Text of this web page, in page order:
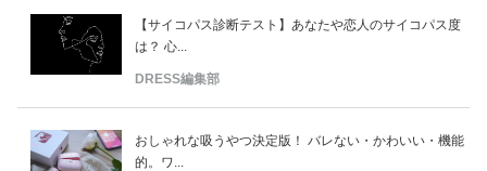
【サイコパス診断テスト】あなたや恋人のサイコパス度
は？ 心...
DRESS編集部
おしゃれな吸うやつ決定版！ バレない・かわいい・機能
的。ワ...